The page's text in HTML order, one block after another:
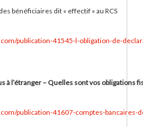
bénéficiaires dit « effectif » au RCS
publication-41545-l-obligation-de-
à l’étranger – Quelles sont vos obligations
publication-41607-comptes-